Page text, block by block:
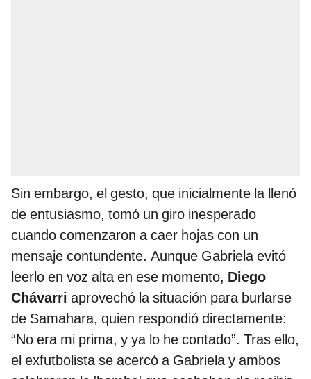
Sin embargo, el gesto, que inicialmente la llenó
de entusiasmo, tomó un giro inesperado
cuando comenzaron a caer hojas con un
mensaje contundente. Aunque Gabriela evitó
leerlo en voz alta en ese momento, Diego
Chávarri aprovechó la situación para burlarse
de Samahara, quien respondió directamente:
“No era mi prima, y ya lo he contado”. Tras ello,
el exfutbolista se acercó a Gabriela y ambos